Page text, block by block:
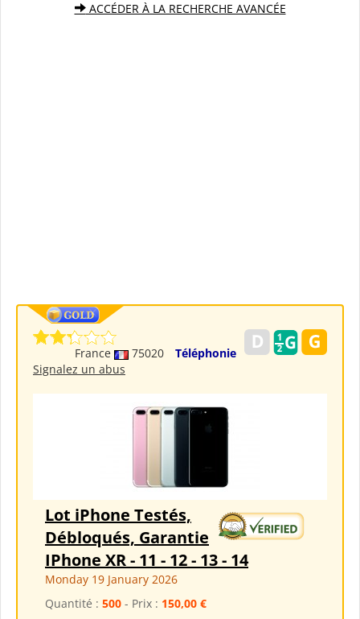
ACCÉDER À LA RECHERCHE AVANCÉE
France 75020
Téléphonie
Signalez un abus
Lot iPhone Testés,
Débloqués, Garantie
IPhone XR - 11 - 12 - 13 - 14
Monday 19 January 2026
Quantité : 500 - Prix : 150,00 €